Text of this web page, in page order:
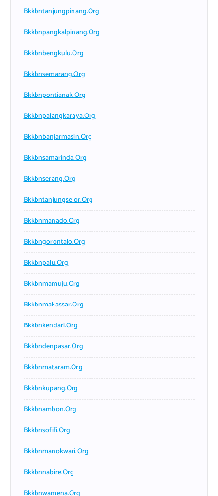
Bkkbntanjungpinang.org
Bkkbnpangkalpinang.org
Bkkbnbengkulu.org
Bkkbnsemarang.org
Bkkbnpontianak.org
Bkkbnpalangkaraya.org
Bkkbnbanjarmasin.org
Bkkbnsamarinda.org
Bkkbnserang.org
Bkkbntanjungselor.org
Bkkbnmanado.org
Bkkbngorontalo.org
Bkkbnpalu.org
Bkkbnmamuju.org
Bkkbnmakassar.org
Bkkbnkendari.org
Bkkbndenpasar.org
Bkkbnmataram.org
Bkkbnkupang.org
Bkkbnambon.org
Bkkbnsofifi.org
Bkkbnmanokwari.org
Bkkbnnabire.org
Bkkbnwamena.org